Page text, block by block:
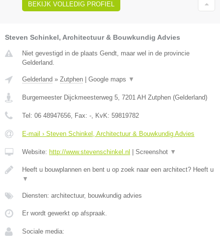
BEKIJK VOLLEDIG PROFIEL
Steven Schinkel, Architectuur & Bouwkundig Advies
Niet gevestigd in de plaats Gendt, maar wel in de provincie
Gelderland.
Gelderland » Zutphen Google maps ▼
Burgemeester Dijckmeesterweg 5, 7201 AH Zutphen (Gelderland)
Tel: 06 48947656, Fax: -, KvK: 59819782
E-mail › Steven Schinkel, Architectuur & Bouwkundig Advies
Website: http://www.stevenschinkel.nl Screenshot ▼
Heeft u bouwplannen en bent u op zoek naar een architect? Heeft u
▼
Diensten: architectuur, bouwkundig advies
Er wordt gewerkt op afspraak.
Sociale media: